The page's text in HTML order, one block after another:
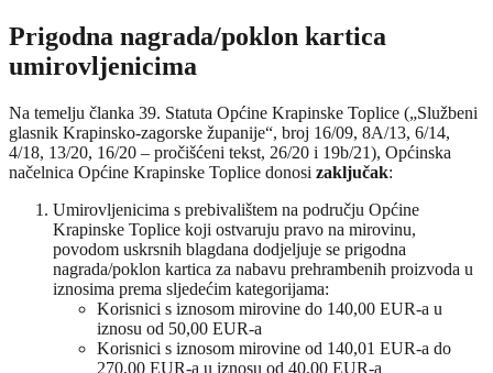
Prigodna nagrada/poklon kartica
umirovljenicima
Na temelju članka 39. Statuta Općine Krapinske Toplice („Službeni
glasnik Krapinsko-zagorske županije“, broj 16/09, 8A/13, 6/14,
4/18, 13/20, 16/20 – pročišćeni tekst, 26/20 i 19b/21), Općinska
načelnica Općine Krapinske Toplice donosi zaključak:
Umirovljenicima s prebivalištem na području Općine
Krapinske Toplice koji ostvaruju pravo na mirovinu,
povodom uskrsnih blagdana dodjeljuje se prigodna
nagrada/poklon kartica za nabavu prehrambenih proizvoda u
iznosima prema sljedećim kategorijama:
Korisnici s iznosom mirovine do 140,00 EUR-a u
iznosu od 50,00 EUR-a
Korisnici s iznosom mirovine od 140,01 EUR-a do
270,00 EUR-a u iznosu od 40,00 EUR-a